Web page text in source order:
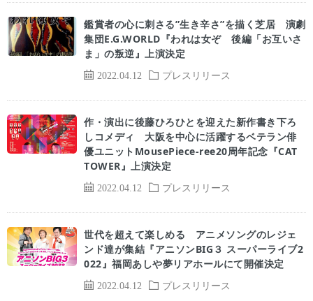
2022.04.12 プレスリリース
鑑賞者の心に刺さる”生き辛さ”を描く芝居 演劇
集団E.G.WORLD『われは女ぞ 後編「お互いさ
ま」の叛逆』上演決定
2022.04.12 プレスリリース
作・演出に後藤ひろひとを迎えた新作書き下ろ
しコメディ 大阪を中心に活躍するベテラン俳
優ユニットMousePiece-ree20周年記念『CAT
TOWER』上演決定
2022.04.12 プレスリリース
世代を超えて楽しめる アニメソングのレジェ
ンド達が集結『アニソンBIG３ スーパーライブ2
022』福岡あしや夢リアホールにて開催決定